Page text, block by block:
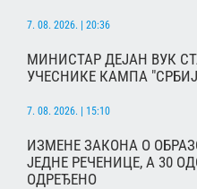
7. 08. 2026. | 20:36
МИНИСТАР ДЕЈАН ВУК
УЧЕСНИКЕ КАМПА
7. 08. 2026. | 15:10
ИЗМЕНЕ ЗАКОНА О
ЈЕДНЕ РЕЧЕНИЦЕ, А 30
ОДРЕЂЕНО